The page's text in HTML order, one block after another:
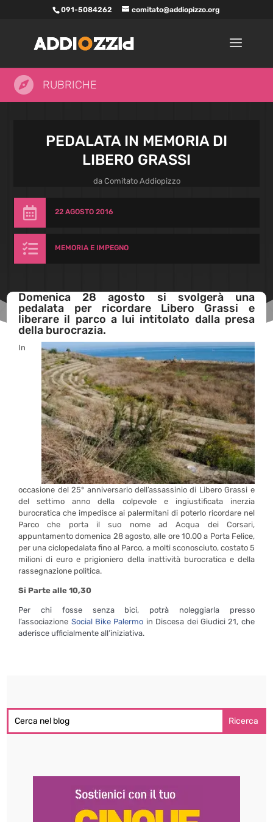
091-5084262 comitato@addiopizzo.org
 RUBRICHE
PEDALATA IN MEMORIA DI
LIBERO GRASSI
da Comitato Addiopizzo
 22 AGOSTO 2016
 MEMORIA E IMPEGNO
Domenica 28 agosto si svolgerà una
pedalata per ricordare Libero Grassi e
liberare il parco a lui intitolato dalla presa
della burocrazia.
In
occasione del 25° anniversario dell’assassinio di Libero Grassi e
del settimo anno della colpevole e ingiustificata inerzia
burocratica che impedisce ai palermitani di poterlo ricordare nel
Parco che porta il suo nome ad Acqua dei Corsari,
appuntamento domenica 28 agosto, alle ore 10.00 a Porta Felice,
per una ciclopedalata fino al Parco, a molti sconosciuto, costato 5
milioni di euro e prigioniero della inattività burocratica e della
rassegnazione politica.
Si Parte alle 10,30
Per chi fosse senza bici, potrà noleggiarla presso
l’associazione Social Bike Palermo in Discesa dei Giudici 21, che
aderisce ufficialmente all’iniziativa.